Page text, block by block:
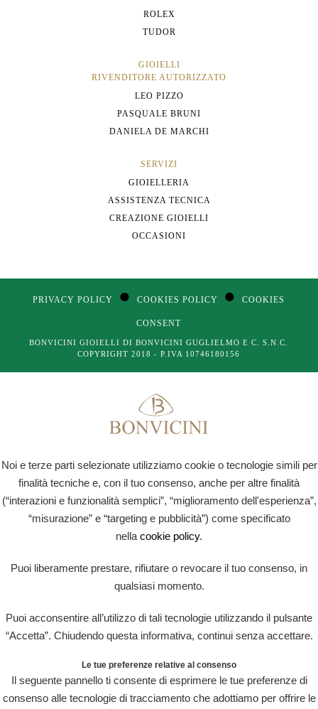
ROLEX
TUDOR
GIOIELLI
RIVENDITORE AUTORIZZATO
LEO PIZZO
PASQUALE BRUNI
DANIELA DE MARCHI
SERVIZI
GIOIELLERIA
ASSISTENZA TECNICA
CREAZIONE GIOIELLI
OCCASIONI
PRIVACY POLICY ●COOKIES POLICY ●COOKIES
CONSENT
BONVICINI GIOIELLI DI BONVICINI GUGLIELMO E C. S.N.C.
COPYRIGHT 2018 - P.IVA 10746180156
Noi e terze parti selezionate utilizziamo cookie o tecnologie simili per
finalità tecniche e, con il tuo consenso, anche per altre finalità
(“interazioni e funzionalità semplici”, “miglioramento dell'esperienza”,
“misurazione” e “targeting e pubblicità”) come specificato
nella cookie policy.
Puoi liberamente prestare, rifiutare o revocare il tuo consenso, in
qualsiasi momento.
Puoi acconsentire all’utilizzo di tali tecnologie utilizzando il pulsante
“Accetta”. Chiudendo questa informativa, continui senza accettare.
Le tue preferenze relative al consenso
Il seguente pannello ti consente di esprimere le tue preferenze di
consenso alle tecnologie di tracciamento che adottiamo per offrire le